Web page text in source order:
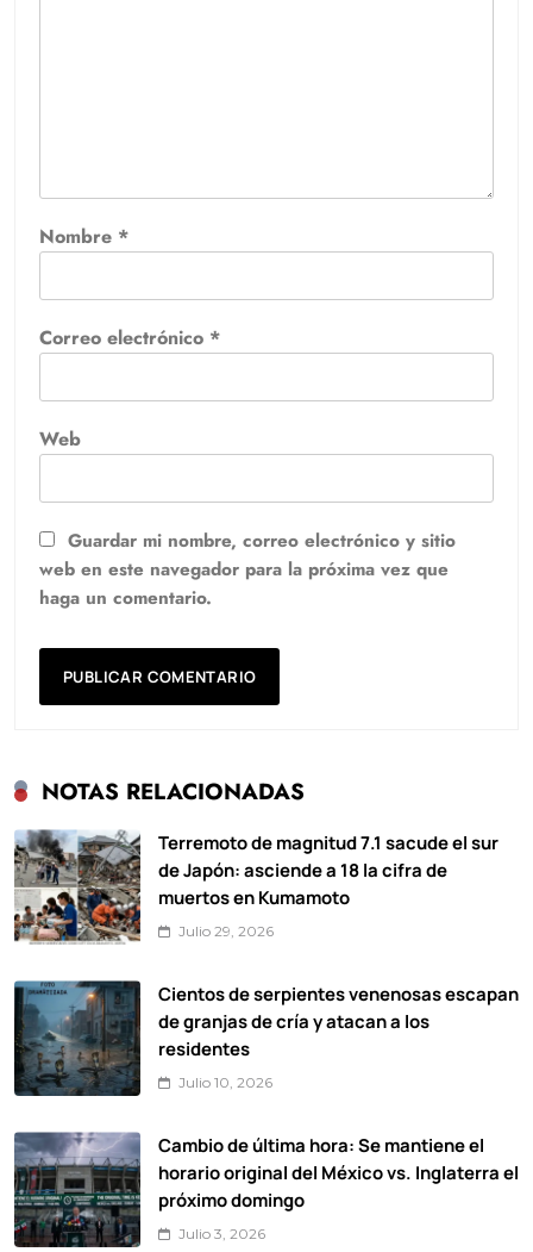
Nombre *
Correo electrónico *
Web
Guardar mi nombre, correo electrónico y sitio
web en este navegador para la próxima vez que
haga un comentario.
NOTAS RELACIONADAS
Terremoto de magnitud 7.1 sacude el sur
de Japón: asciende a 18 la cifra de
muertos en Kumamoto
Julio 29, 2026
Cientos de serpientes venenosas escapan
de granjas de cría y atacan a los
residentes
Julio 10, 2026
Cambio de última hora: Se mantiene el
horario original del México vs. Inglaterra el
próximo domingo
Julio 3, 2026